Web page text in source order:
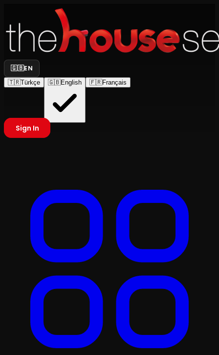
🇬🇧EN
🇹🇷Türkçe 🇬🇧English 🇫🇷Français
Sign In